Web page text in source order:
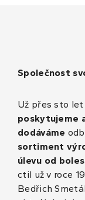
Společnost
Už přes sto
poskytujeme
dodáváme
sortiment
úlevu od
ctil už v roce
Bedřich